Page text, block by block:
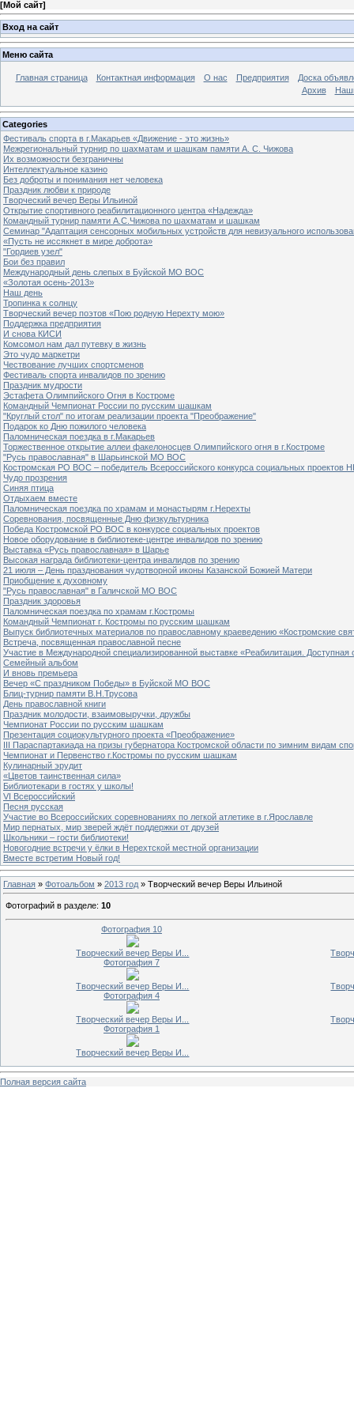
[Мой сайт]
Вход на сайт
Меню сайта
Главная страница Контактная информация О нас Предприятия
Доска
Архив
Categories
Фестиваль спорта в г.Макарьев «Движение - это жизнь»
Межрегиональный турнир по шахматам и шашкам памяти А. С. Чижова
Их возможности безграничны
Интеллектуальное казино
Без доброты и понимания нет человека
Праздник любви к природе
Творческий вечер Веры Ильиной
Открытие спортивного реабилитационного центра «Надежда»
Командный турнир памяти А.С.Чижова по шахматам и шашкам
Семинар "Адаптация сенсорных мобильных устройств для невизуального
«Пусть не иссякнет в мире доброта»
"Гордиев узел"
Бои без правил
Международный день слепых в Буйской МО ВОС
«Золотая осень-2013»
Наш день
Тропинка к солнцу
Творческий вечер поэтов «Пою родную Нерехту мою»
Поддержка предприятия
И снова КИСИ
Комсомол нам дал путевку в жизнь
Это чудо маркетри
Чествование лучших спортсменов
Фестиваль спорта инвалидов по зрению
Праздник мудрости
Эстафета Олимпийского Огня в Костроме
Командный Чемпионат России по русским шашкам
"Круглый стол" по итогам реализации проекта "Преображение"
Подарок ко Дню пожилого человека
Паломническая поездка в г.Макарьев
Торжественное открытие аллеи факелоносцев Олимпийского огня в г.Костроме
"Русь православная" в Шарьинской МО ВОС
Костромская РО ВОС – победитель Всероссийского конкурса социальных проектов
Чудо прозрения
Синяя птица
Отдыхаем вместе
Паломническая поездка по храмам и монастырям г.Нерехты
Соревнования, посвященные Дню физкультурника
Победа Костромской РО ВОС в конкурсе социальных проектов
Новое оборудование в библиотеке-центре инвалидов по зрению
Выставка «Русь православная» в Шарье
Высокая награда библиотеки-центра инвалидов по зрению
21 июля – День празднования чудотворной иконы Казанской Божией Матери
Приобщение к духовному
"Русь православная" в Галичской МО ВОС
Праздник здоровья
Паломническая поездка по храмам г.Костромы
Командный Чемпионат г. Костромы по русским шашкам
Выпуск библиотечных материалов по православному краеведению «Костромские
Встреча, посвященная православной песне
Участие в Международной специализированной выставке «Реабилитация. Доступная
Семейный альбом
И вновь премьера
Вечер «С праздником Победы» в Буйской МО ВОС
Блиц-турнир памяти В.Н.Трусова
День православной книги
Праздник молодости, взаимовыручки, дружбы
Чемпионат России по русским шашкам
Презентация социокультурного проекта «Преображение»
III Параспартакиада на призы губернатора Костромской области по зимним видам
Чемпионат и Первенство г.Костромы по русским шашкам
Кулинарный эрудит
«Цветов таинственная сила»
Библиотекари в гостях у школы!
VI Всероссийский
Песня русская
Участие во Всероссийских соревнованиях по легкой атлетике в г.Ярославле
Мир пернатых, мир зверей ждёт поддержки от друзей
Школьники – гости библиотеки!
Новогодние встречи у ёлки в Нерехтской местной организации
Вместе встретим Новый год!
Главная » Фотоальбом » 2013 год » Творческий вечер Веры Ильиной
Фотографий в разделе: 10
Фотография 10
Творческий вечер Веры И...
Фотография 7
Творческий вечер Веры И...
Фотография 4
Творческий вечер Веры И...
Фотография 1
Творческий вечер Веры И...
Полная версия сайта